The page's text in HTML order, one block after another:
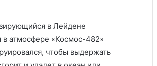
в Лейдене
атмосфере «Космос-482»
чтобы выдержать